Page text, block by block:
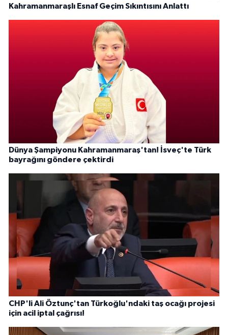
Kahramanmaraşlı Esnaf Geçim Sıkıntısını Anlattı
Dünya Şampiyonu Kahramanmaraş'tan! İsveç'te Türk
bayrağını göndere çektirdi
CHP'li Ali Öztunç'tan Türkoğlu'ndaki taş ocağı projesi
için acil iptal çağrısı!